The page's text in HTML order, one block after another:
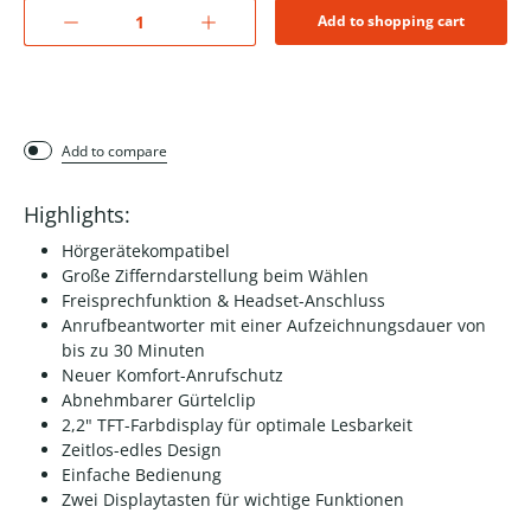
Add to shopping cart
Add to compare
Highlights:
Hörgerätekompatibel
Große Zifferndarstellung beim Wählen
Freisprechfunktion & Headset-Anschluss
Anrufbeantworter mit einer Aufzeichnungsdauer von
bis zu 30 Minuten
Neuer Komfort-Anrufschutz
Abnehmbarer Gürtelclip
2,2" TFT-Farbdisplay für optimale Lesbarkeit
Zeitlos-edles Design
Einfache Bedienung
Zwei Displaytasten für wichtige Funktionen